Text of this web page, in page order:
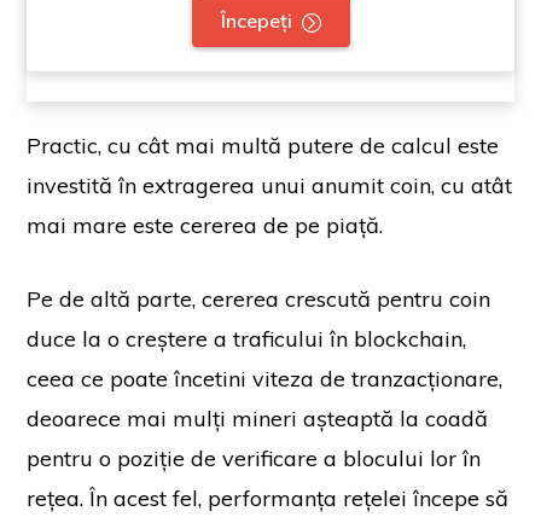
Începeți
Practic, cu cât mai multă putere de calcul este
investită în extragerea unui anumit coin, cu atât
mai mare este cererea de pe piață.
Pe de altă parte, cererea crescută pentru coin
duce la o creștere a traficului în blockchain,
ceea ce poate încetini viteza de tranzacționare,
deoarece mai mulți mineri așteaptă la coadă
pentru o poziție de verificare a blocului lor în
rețea. În acest fel, performanța rețelei începe să